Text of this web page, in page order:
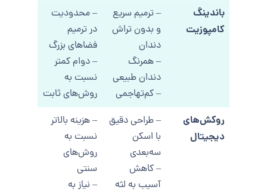
باندینگ
کامپوزیت
– ترمیم سریع
و بدون تراش
دندان
– همرنگ
دندان طبیعی
– کم‌تهاجمی
– محدودیت
در ترمیم
فضاهای بزرگ
– دوام کمتر
نسبت به
روش‌های ثابت
روکش‌های
دیجیتال
– طراحی دقیق
با اسکن
سه‌بعدی
– کاهش
آسیب به لثه
– هزینه بالاتر
نسبت به
روش‌های
سنتی
– نیاز به